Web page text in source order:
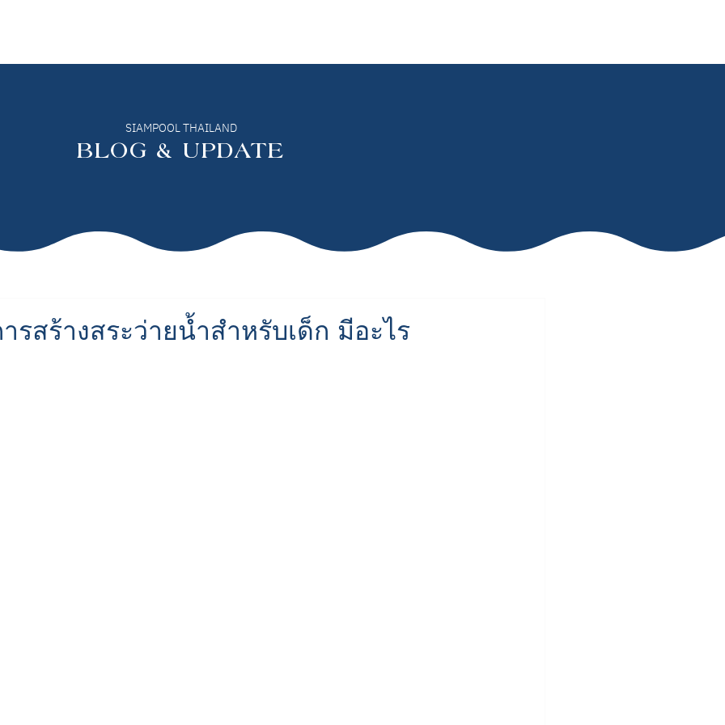
SIAMPOOL THAILAND
BLOG & UPDATE
รสร้างสระว่ายน้ำสำหรับเด็ก มีอะไร